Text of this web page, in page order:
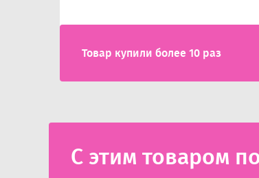
Товар купили более 10 раз
С этим товаром